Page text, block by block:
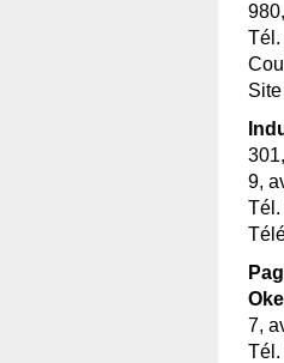
Tél.
9,
Tél.
7,
Tél.